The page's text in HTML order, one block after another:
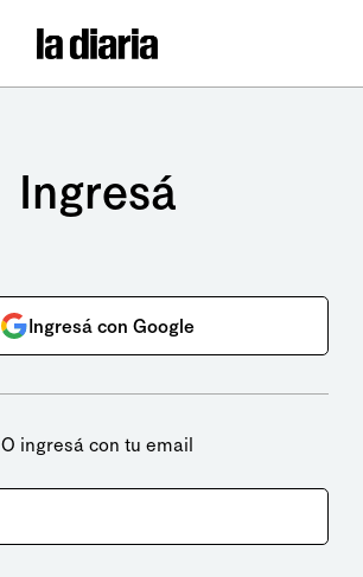
Ingresá
Ingresá con Google
O ingresá con tu email